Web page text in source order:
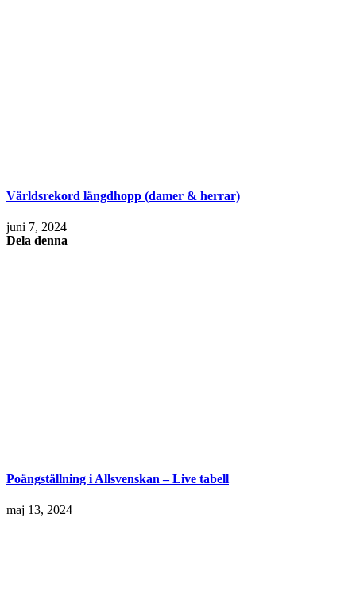
Världsrekord längdhopp (damer & herrar)
juni 7, 2024
Dela denna
Poängställning i Allsvenskan – Live tabell
maj 13, 2024